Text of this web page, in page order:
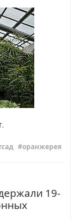
оранжерея
19-